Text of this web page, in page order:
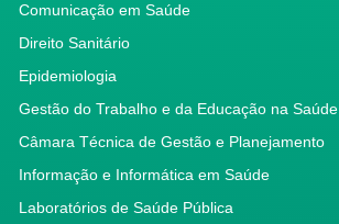
Comunicação em Saúde
Direito Sanitário
Epidemiologia
Gestão do Trabalho e da Educação na Saúde
Câmara Técnica de Gestão e Planejamento
Informação e Informática em Saúde
Laboratórios de Saúde Pública